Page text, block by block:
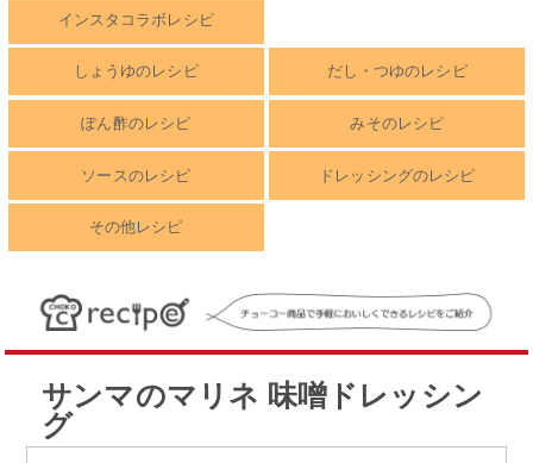
インスタコラボレシピ
しょうゆのレシピ だし・つゆのレシピ
ぽん酢のレシピ みそのレシピ
ソースのレシピ ドレッシングのレシピ
その他レシピ
サンマのマリネ 味噌ドレッシン
グ